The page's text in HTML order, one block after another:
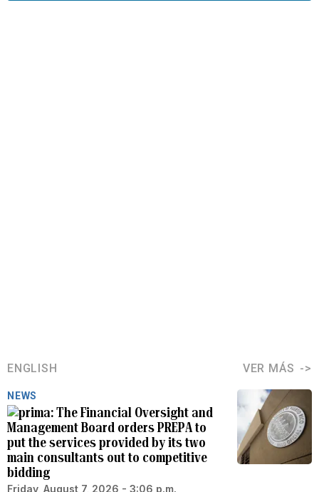
ENGLISH VER MÁS
NEWS
The Financial Oversight and
Management Board orders PREPA to
put the services provided by its two
main consultants out to competitive
bidding
Friday, August 7, 2026 - 3:06 p.m.